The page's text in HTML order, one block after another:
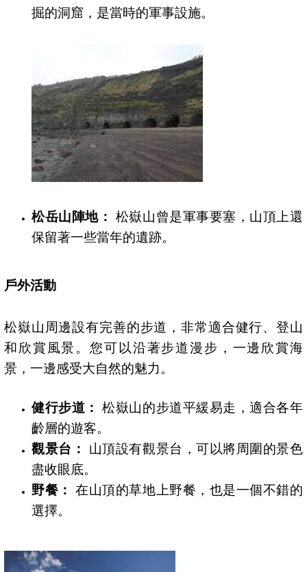
掘的洞窟，是當時的軍事設施。
松岳山陣地：
松嶽山曾是軍事要塞，山頂上還
保留著一些當年的遺跡。
戶外活動
松嶽山周邊設有完善的步道，非常適合健行、登山
和欣賞風景。您可以沿著步道漫步，一邊欣賞海
景，一邊感受大自然的魅力。
健行步道：
松嶽山的步道平緩易走，適合各年
齡層的遊客。
觀景台：
山頂設有觀景台，可以將周圍的景色
盡收眼底。
野餐：
在山頂的草地上野餐，也是一個不錯的
選擇。